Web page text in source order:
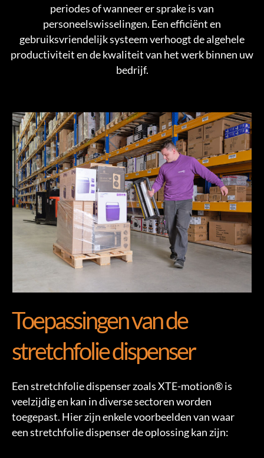
periodes of wanneer er sprake is van
personeelswisselingen. Een efficiënt en
gebruiksvriendelijk systeem verhoogt de algehele
productiviteit en de kwaliteit van het werk binnen uw
bedrijf.
Toepassingen van de
stretchfolie dispenser
Een stretchfolie dispenser zoals XTE-motion® is
veelzijdig en kan in diverse sectoren worden
toegepast. Hier zijn enkele voorbeelden van waar
een stretchfolie dispenser de oplossing kan zijn: